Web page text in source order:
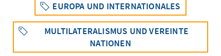
EUROPA UND INTERNATIONALES
MULTILATERALISMUS UND VEREINTE
NATIONEN